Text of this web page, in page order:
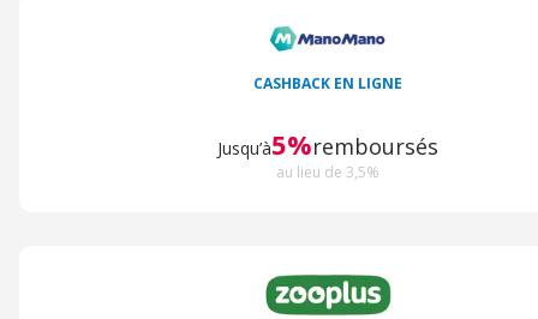
CASHBACK EN LIGNE
Jusqu’à5%remboursés
au lieu de 3,5%